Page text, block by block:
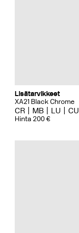
Lisätarvikkeet
XA21 Black Chrome
CR MB LU CU
Hinta 200 €